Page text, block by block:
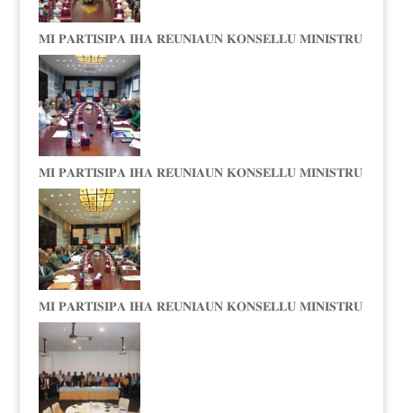
𝐌𝐈 𝐏𝐀𝐑𝐓𝐈𝐒𝐈𝐏𝐀 𝐈𝐇𝐀 𝐑𝐄𝐔𝐍𝐈𝐀𝐔𝐍 𝐊𝐎𝐍𝐒𝐄𝐋𝐋𝐔 𝐌𝐈𝐍𝐈𝐒𝐓𝐑𝐔
𝐌𝐈 𝐏𝐀𝐑𝐓𝐈𝐒𝐈𝐏𝐀 𝐈𝐇𝐀 𝐑𝐄𝐔𝐍𝐈𝐀𝐔𝐍 𝐊𝐎𝐍𝐒𝐄𝐋𝐋𝐔 𝐌𝐈𝐍𝐈𝐒𝐓𝐑𝐔
𝐌𝐈 𝐏𝐀𝐑𝐓𝐈𝐒𝐈𝐏𝐀 𝐈𝐇𝐀 𝐑𝐄𝐔𝐍𝐈𝐀𝐔𝐍 𝐊𝐎𝐍𝐒𝐄𝐋𝐋𝐔 𝐌𝐈𝐍𝐈𝐒𝐓𝐑𝐔